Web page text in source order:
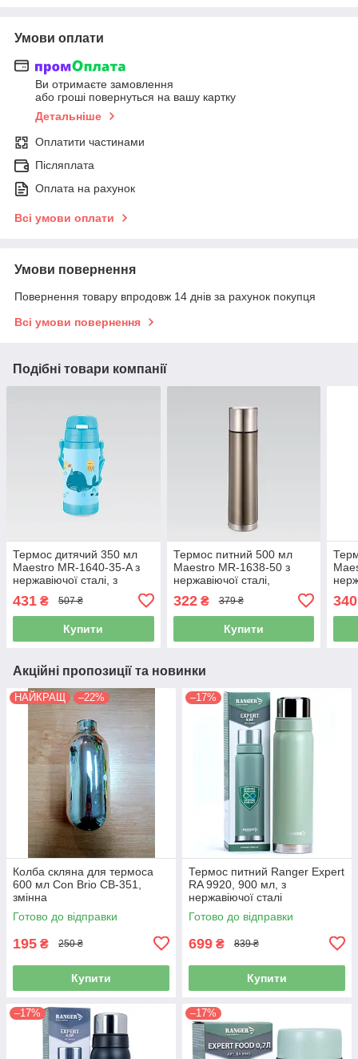
Умови оплати
Ви отримаєте замовлення
або гроші повернуться на вашу картку
Детальніше
Оплатити частинами
Післяплата
Оплата на рахунок
Всі умови оплати
Умови повернення
Повернення товару впродовж 14 днів за рахунок покупця
Всі умови повернення
Подібні товари компанії
Термос дитячий 350 мл
Maestro MR-1640-35-A з
нержавіючої сталі, з
431 ₴ 507 ₴
Купити
Термос питний 500 мл
Maestro MR-1638-50 з
нержавіючої сталі,
322₴ 379 ₴
Купити
340
Акційні пропозиції та новинки
НАЙКРАЩ –22%
Колба скляна для термоса
600 мл Con Brio CB-351,
змінна
Готово до відправки
195 ₴ 250 ₴
Купити
–17%
Термос питний Ranger Expert
RA 9920, 900 мл, з
нержавіючої сталі
Готово до відправки
699 ₴ 839 ₴
Купити
–17% –17%